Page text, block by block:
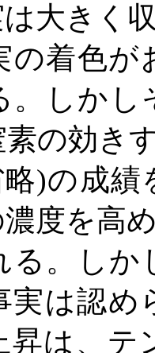
大きく
の着色
。しか
の効き
)の成績
度を高
る。し
実は認
昇は、